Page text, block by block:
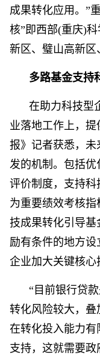
成果转化应用。”
核”即西部(重庆)
新区、璧山高新区
多路基金支持
在助力科技型
业落地工作上，
报》记者获悉，
发的机制。包括
评价制度，支持
为重要绩效考核
技成果转化引导
励有条件的地方
企业加大关键核心
“目前银行贷
转化风险较大，
在转化投入能力
支持，这就需要